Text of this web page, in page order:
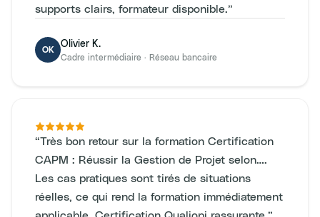
supports clairs, formateur disponible.”
OK
Olivier K.
Cadre intermédiaire · Réseau bancaire
“Très bon retour sur la formation Certification
CAPM : Réussir la Gestion de Projet selon….
Les cas pratiques sont tirés de situations
réelles, ce qui rend la formation immédiatement